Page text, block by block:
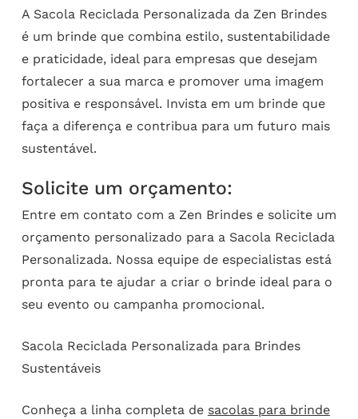
A Sacola Reciclada Personalizada da Zen Brindes
é um brinde que combina estilo, sustentabilidade
e praticidade, ideal para empresas que desejam
fortalecer a sua marca e promover uma imagem
positiva e responsável. Invista em um brinde que
faça a diferença e contribua para um futuro mais
sustentável.
Solicite um orçamento:
Entre em contato com a Zen Brindes e solicite um
orçamento personalizado para a Sacola Reciclada
Personalizada. Nossa equipe de especialistas está
pronta para te ajudar a criar o brinde ideal para o
seu evento ou campanha promocional.
Sacola Reciclada Personalizada para Brindes
Sustentáveis
Conheça a linha completa de sacolas para brinde